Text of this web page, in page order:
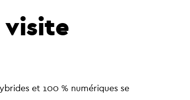
visite
et 100 % numériques se